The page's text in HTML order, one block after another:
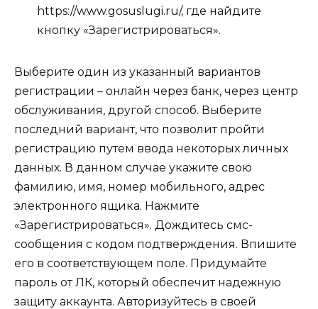
https://www.gosuslugi.ru/, где найдите
кнопку «Зарегистрироваться».
Выберите один из указанный вариантов
регистрации – онлайн через банк, через центр
обслуживания, другой способ. Выберите
последний вариант, что позволит пройти
регистрацию путем ввода некоторых личных
данных. В данном случае укажите свою
фамилию, имя, номер мобильного, адрес
электронного ящика. Нажмите
«Зарегистрироваться». Дождитесь смс-
сообщения с кодом подтверждения. Впишите
его в соответствующем поле. Придумайте
пароль от ЛК, который обеспечит надежную
защиту аккаунта. Авторизуйтесь в своей